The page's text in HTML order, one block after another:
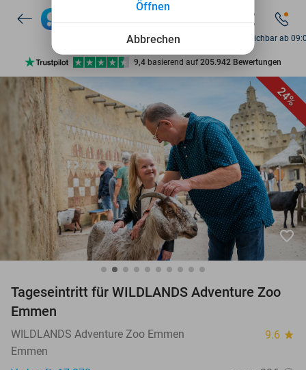
7 Tage die Woche verfügbar
10+ Millionen Mitglieder
9,4 basierend auf205.942 Bewertungen
7 Tage die Woche verfügbar
10+ Millionen Mitglieder
Fr. erreichbar ab
24%
favorite_border
Tageseintritt für WILDLANDS Adventure Zoo
Emmen
WILDLANDS Adventure Zoo Emmen 9.6 star
Emmen
Abbrechen
Öffnen